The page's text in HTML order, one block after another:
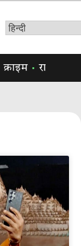
क्राइम राजनीति